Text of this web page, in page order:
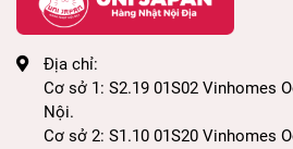
cách nhẹ nhàng, cho làn da
cho da, ngăn ngừa mụn và
chịu, sảng khoái cho phái
Với 1 triệu hạt nano scrub
Địa chỉ:
Cơ sở 1: S2.19 01S02 Vinhomes
Nội.
Cơ sở 2: S1.10 01S20 Vinhomes